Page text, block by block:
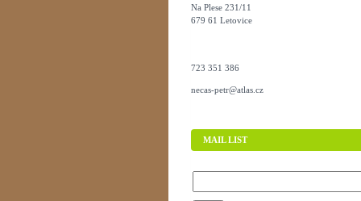
Na Plese 231/11
679 61 Letovice
723 351 386
necas-petr@atlas.cz
MAIL LIST